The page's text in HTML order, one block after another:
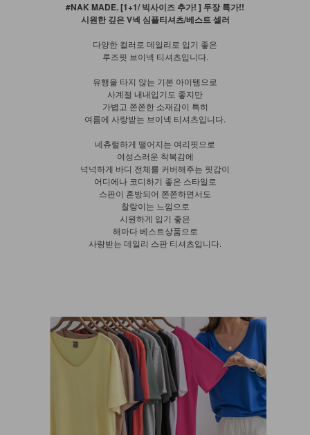
#NAK MADE. [1+1/ 빅사이즈 추가! ] 두장 특가!!
시원한 깊은 V넥 심플티셔츠/베스트 셀러
다양한 컬러로 데일리로 입기 좋은
루즈핏 브이넥 티셔츠입니다.
유행을 타지 않는 기본 아이템으로
사계절 내내입기도 좋지만
가볍고 쫀쫀한 소재감이 특히
여름에 사랑받는 브이넥 티셔츠입니다.
네츄럴하게 떨어지는 여리핏으로
여성스러운 착복감에
넉넉하게 바디 전체를 커버해주는 핏감이
어디에나 코디하기 좋은 스타일로
스판이 혼방되어 쫀쫀하면서도
찰랑이는 느낌으로
시원하게 입기 좋은
해마다 베스트상품으로
사랑받는 데일리 스판 티셔츠입니다.